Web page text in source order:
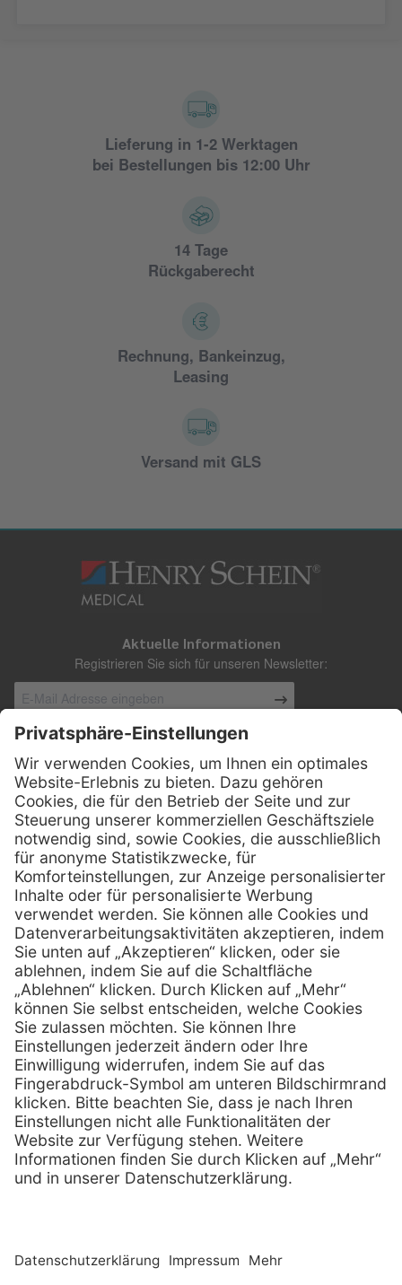
Lieferung in 1-2 Werktagen
bei Bestellungen bis 12:00 Uhr
14 Tage
Rückgaberecht
Rechnung, Bankeinzug,
Leasing
Versand mit GLS
Aktuelle Informationen
Registrieren Sie sich für unseren Newsletter:
Kontakt
Henry Schein Medical Austria GmbH
Schönbrunner Straße 297
A-1120 Wien
01 / 718 19 61 99
Telefax:01 / 718 19 61 23
E-Mail: info @ henryscheinmed.at
Services
Vorteile
Eigenmarke
Leasing
Technischer Service
Kataloge / Downloads
Hilfe
FAQs
Kontakt
Außendienst
Lob & Kritik
Retoure anmelden
Zertifikat Rechtliches
Impressum
Supplier code of